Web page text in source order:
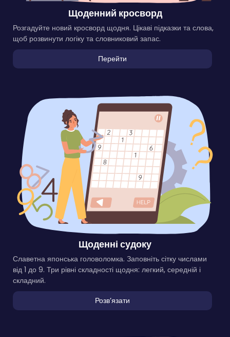
Щоденний кросворд
Розгадуйте новий кросворд щодня. Цікаві підказки та слова,
щоб розвинути логіку та словниковий запас.
Перейти
Щоденні судоку
Славетна японська головоломка. Заповніть сітку числами
від 1 до 9. Три рівні складності щодня: легкий, середній і
складний.
Розвʼязати